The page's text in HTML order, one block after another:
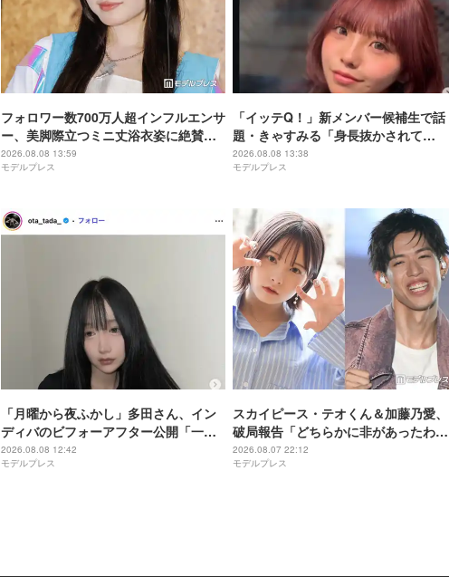
フォロワー数700万人超インフルエンサ
ー、美脚際立つミニ丈浴衣姿に絶賛の
声「スタイル良くて憧れる」「透明感
レベチ」
2026.08.08 13:59
モデルプレス
「イッテQ！」新メンバー候補生で話
題・きゃすみる「身長抜かされて
る」“6歳差”姪っ子との幼少期＆現在の
2ショット公開「姉妹にしか見えない」
2026.08.08 13:38
モデルプレス
「月曜から夜ふかし」多田さん、イン
ディバのビフォーアフター公開「一目
瞭然」「変化がすごい」と話題
2026.08.08 12:42
モデルプレス
スカイピース・テオくん＆加藤乃愛、
破局報告「どちらかに非があったわけ
ではなく」2023年2月に交際発表
2026.08.07 22:12
モデルプレス